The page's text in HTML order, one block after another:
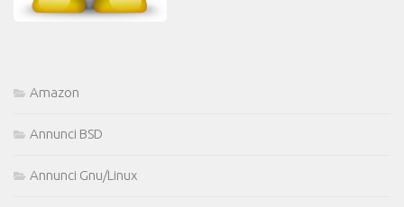
Amazon
Annunci BSD
Annunci Gnu/Linux